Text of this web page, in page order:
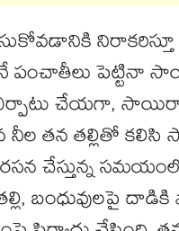
నిరాకరిస్తూ
పెట్టినా
చేయగా,
నీల తన తల్లితో
చేస్తున్న
బంధువులపై దాడికి